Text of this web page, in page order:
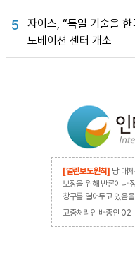
5
자이스, “독일 기술을
노베이션 센터 개소
[열린보도원칙] 당 매
보장을 위해 반론이나
창구를 열어두고 있음
고충처리인 배종인